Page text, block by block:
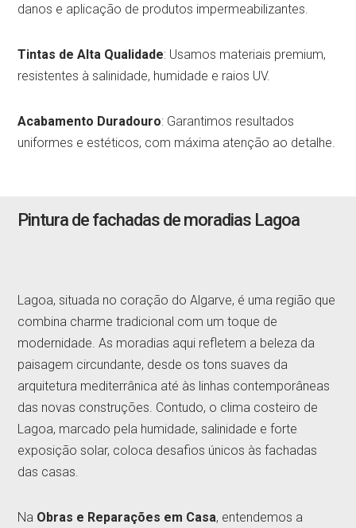
danos e aplicação de produtos impermeabilizantes.
Tintas de Alta Qualidade: Usamos materiais premium,
resistentes à salinidade, humidade e raios UV.
Acabamento Duradouro: Garantimos resultados
uniformes e estéticos, com máxima atenção ao detalhe.
Pintura de fachadas de moradias Lagoa
Lagoa, situada no coração do Algarve, é uma região que
combina charme tradicional com um toque de
modernidade. As moradias aqui refletem a beleza da
paisagem circundante, desde os tons suaves da
arquitetura mediterrânica até às linhas contemporâneas
das novas construções. Contudo, o clima costeiro de
Lagoa, marcado pela humidade, salinidade e forte
exposição solar, coloca desafios únicos às fachadas
das casas.
Na Obras e Reparações em Casa, entendemos a